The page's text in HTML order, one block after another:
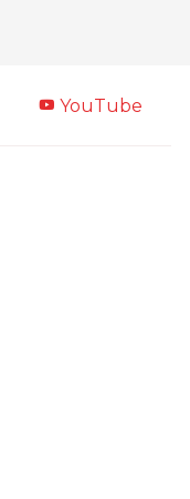
YouTube